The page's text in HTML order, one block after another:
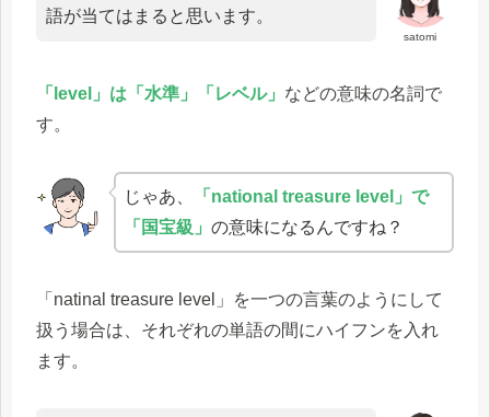
satomi
語が当てはまると思います。
「level」は「水準」「レベル」 などの意味の名詞で
す。
じゃあ、
「national treasure level」で
「国宝級」の意味になるんですね？
「natinal treasure level」を一つの言葉のようにして
扱う場合は、それぞれの単語の間にハイフンを入れ
ます。